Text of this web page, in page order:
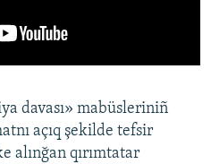
davası» mabüsleriniñ
açıq şekilde tefsir
alınğan qırımtatar